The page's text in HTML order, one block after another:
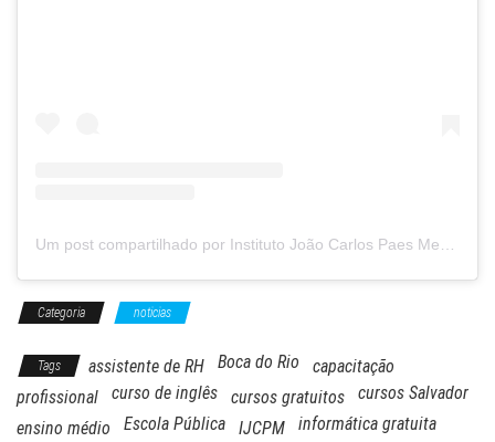
Categoria noticias
Tags assistente de RH Boca do Rio
capacitação
profissional
curso de inglês cursos gratuitos
cursos Salvador
ensino médio
Escola Pública IJCPM
informática gratuita